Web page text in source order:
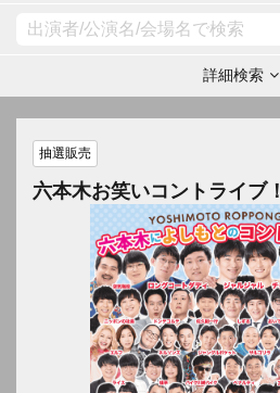
詳細検索
抽選販売
六本木お笑いコントライブ！